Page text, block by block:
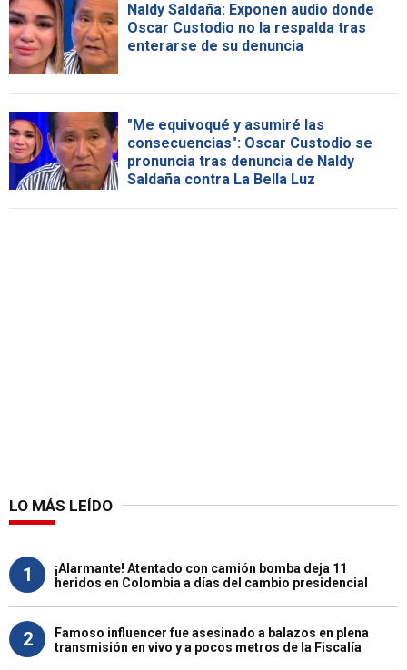
Naldy Saldaña: Exponen audio donde
Oscar Custodio no la respalda tras
enterarse de su denuncia
"Me equivoqué y asumiré las
consecuencias": Oscar Custodio se
pronuncia tras denuncia de Naldy
Saldaña contra La Bella Luz
LO MÁS LEÍDO
1
¡Alarmante! Atentado con camión bomba deja 11
heridos en Colombia a días del cambio presidencial
2
Famoso influencer fue asesinado a balazos en plena
transmisión en vivo y a pocos metros de la Fiscalía